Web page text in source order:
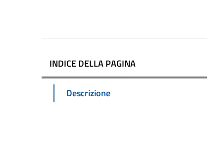
INDICE DELLA PAGINA
Descrizione